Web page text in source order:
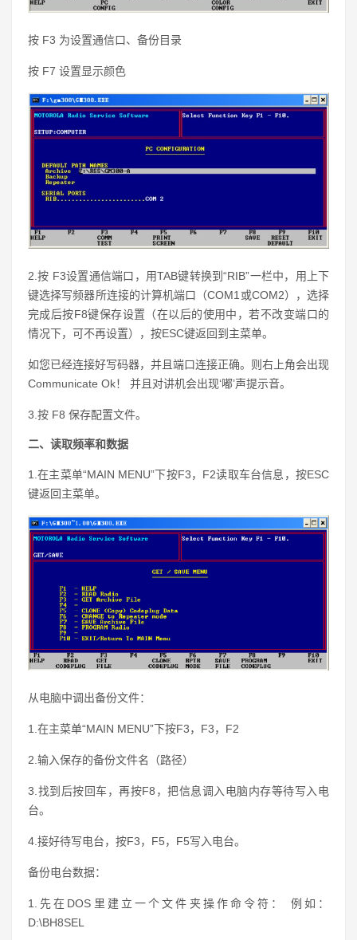
按 F3 为设置通信口、备份目录
按 F7 设置显示颜色
2.按 F3设置通信端口，用TAB键转换到“RIB”一栏中，用上下
键选择写频器所连接的计算机端口（COM1或COM2），选择
完成后按F8键保存设置（在以后的使用中，若不改变端口的
情况下，可不再设置），按ESC键返回到主菜单。
如您已经连接好写码器，并且端口连接正确。则右上角会出现
Communicate Ok！ 并且对讲机会出现‘嘟’声提示音。
3.按 F8 保存配置文件。
二、读取频率和数据
1.在主菜单“MAIN MENU”下按F3，F2读取车台信息，按ESC
键返回主菜单。
从电脑中调出备份文件：
1.在主菜单“MAIN MENU”下按F3，F3，F2
2.输入保存的备份文件名（路径）
3.找到后按回车，再按F8，把信息调入电脑内存等待写入电
台。
4.接好待写电台，按F3，F5，F5写入电台。
备份电台数据：
1.先在DOS里建立一个文件夹操作命令符： 例如：
D:\BH8SEL